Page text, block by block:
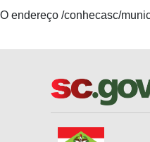
O endereço /conhecasc/